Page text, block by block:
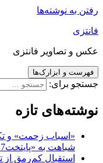
به نوشته‌ها
و تصاویر فانتزی
و ابزارک‌ها
برای:
تازه
«اسباب زحمت» و
شباهت به «پایتخت7» و چرخش بر مدار تکرار